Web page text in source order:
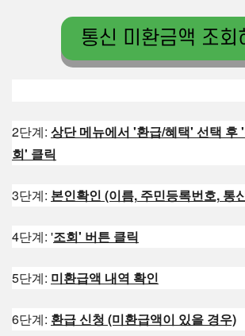
통신 미환금액 조회
2단계: 상단 메뉴에서 '환급/혜택' 선택 후
회' 클릭
3단계: 본인확인 (이름, 주민등록번호, 통
4단계: '조회' 버튼 클릭
5단계: 미환급액 내역 확인
6단계: 환급 신청 (미환급액이 있을 경우)